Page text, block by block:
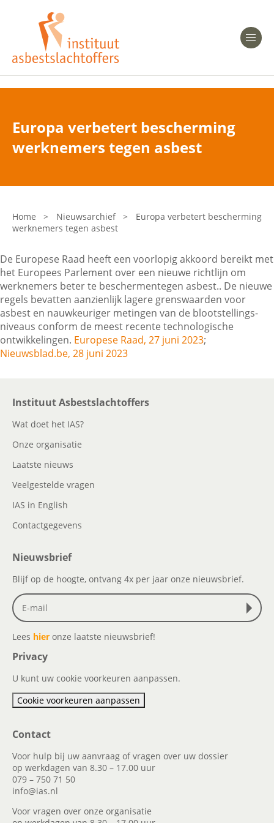
Heeft u Mesothelioom?
Heeft u Asbestose?
Bent u arts?
Asbest en Gezondheid
Laatste nieuws
Onze organisatie
Veelgestelde vragen
Contactgegevens
Zoeken
Europa verbetert bescherming
werknemers tegen asbest
Home > Nieuwsarchief >
Europa verbetert bescherming
werknemers tegen asbest
De Europese Raad heeft een voorlopig akkoord bereikt met
het Europees Parlement over een nieuwe richtlijn om
werknemers beter te beschermentegen asbest.. De nieuwe
regels bevatten aanzienlijk lagere grenswaarden voor
asbest en nauwkeuriger metingen van de blootstellings­
niveaus conform de meest recente technologische
ontwikkelingen. Europese Raad, 27 juni 2023;
Nieuwsblad.be, 28 juni 2023
Instituut Asbestslachtoffers
Wat doet het IAS?
Onze organisatie
Laatste nieuws
Veelgestelde vragen
IAS in English
Contactgegevens
Nieuwsbrief
Blijf op de hoogte, ontvang 4x per jaar onze nieuwsbrief.
Lees hier onze laatste nieuwsbrief!
Privacy
U kunt uw cookie voorkeuren aanpassen.
Cookie voorkeuren aanpassen
Contact
Voor hulp bij uw aanvraag of vragen over uw dossier
op werkdagen van 8.30 – 17.00 uur
079 – 750 71 50
info@ias.nl
Voor vragen over onze organisatie